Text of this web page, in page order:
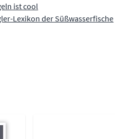
ist cool
Lexikon der Süßwasserfische